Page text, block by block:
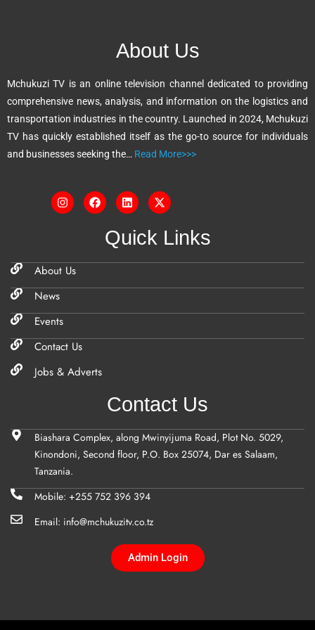
i
v
e
:
About Us
Mchukuzi TV is an online television channel dedicated to providing
comprehensive news, analysis, and information on the logistics and
transportation industries in the country. Launched in 2024, Mchukuzi
TV has quickly established itself as the go-to source for individuals
and businesses seeking the… Read More>>>
Quick Links
About Us
News
Events
Contact Us
Jobs & Adverts
Contact Us
Biashara Complex, along Mwinyijuma Road, Plot No. 5029,
Kinondoni, Second floor, P.O. Box 25074, Dar es Salaam,
Tanzania.
Mobile: +255 752 396 394
Email: info@mchukuzitv.co.tz
Admin Login